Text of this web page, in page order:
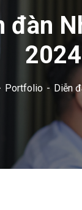
đàn
2024
Portfolio Diễn